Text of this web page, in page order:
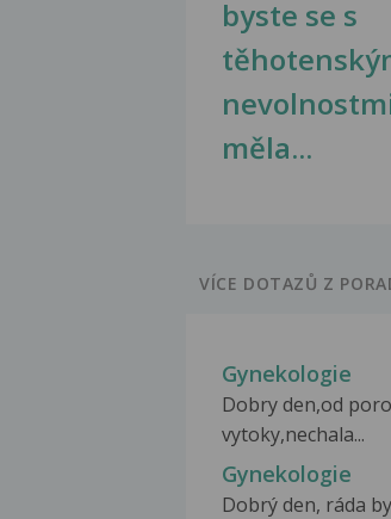
byste se s
měla...
VÍCE DOTAZŮ Z
Gynekologie
Dobry den,od
vytoky,nechala...
Gynekologie
Dobrý den, ráda